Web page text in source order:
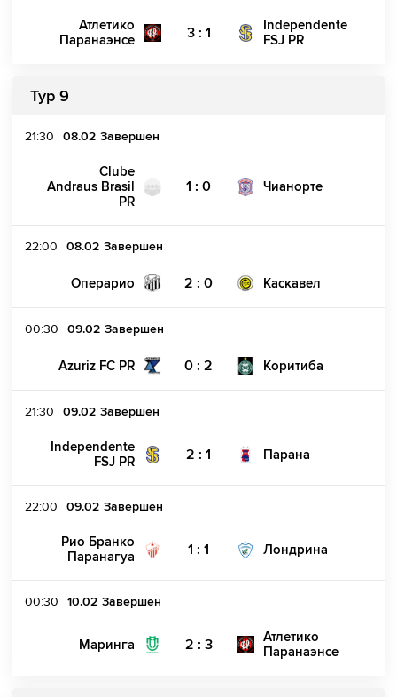
Атлетико
Паранаэнсе
3 : 1
Independente
FSJ PR
Тур 9
21:30 08.02 Завершен
Clube
Andraus Brasil
PR
1 : 0 Чианорте
22:00 08.02 Завершен
Операрио 2 : 0 Каскавел
00:30 09.02 Завершен
Azuriz FC PR 0 : 2 Коритиба
21:30 09.02 Завершен
Independente
FSJ PR
2 : 1 Парана
22:00 09.02 Завершен
Рио Бранко
Паранагуа
1 : 1 Лондрина
00:30 10.02 Завершен
Маринга 2 : 3
Атлетико
Паранаэнсе